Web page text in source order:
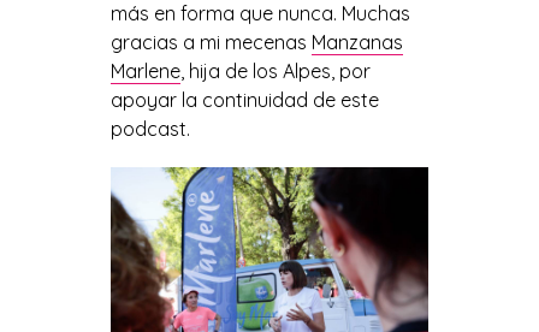
más en forma que nunca. Muchas
gracias a mi mecenas Manzanas
Marlene, hija de los Alpes, por
apoyar la continuidad de este
podcast.